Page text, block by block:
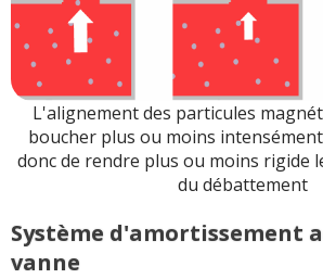
L'alignement des particules
boucher plus ou moins
donc de rendre plus ou moins rigide
du débattement
Système d'amortissement
vanne